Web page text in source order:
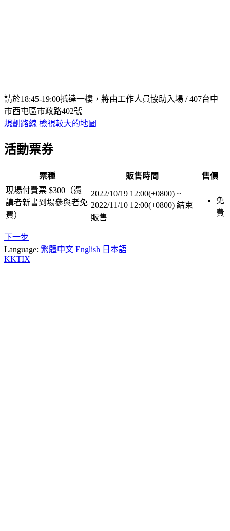
請於18:45-19:00抵達一樓，將由工作人員協助入場 / 407台中
市西屯區市政路402號
規劃路線 檢視較大的地圖
活動票券
票種 販售時間
售價
現場付費票 $300（憑
講者新書到場參與者免
費）
2022/10/19 12:00(+0800) ~
2022/11/10 12:00(+0800) 結束
販售
免
費
下一步
Language: 繁體中文 English 日本語
KKTIX